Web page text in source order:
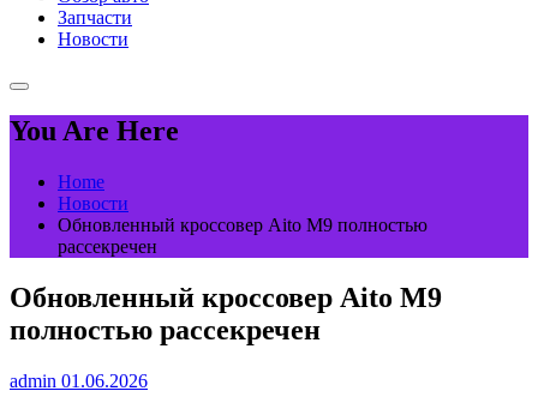
Запчасти
Новости
You Are Here
Home
Новости
Обновленный кроссовер Aito M9 полностью
рассекречен
Обновленный кроссовер Aito M9
полностью рассекречен
admin 01.06.2026